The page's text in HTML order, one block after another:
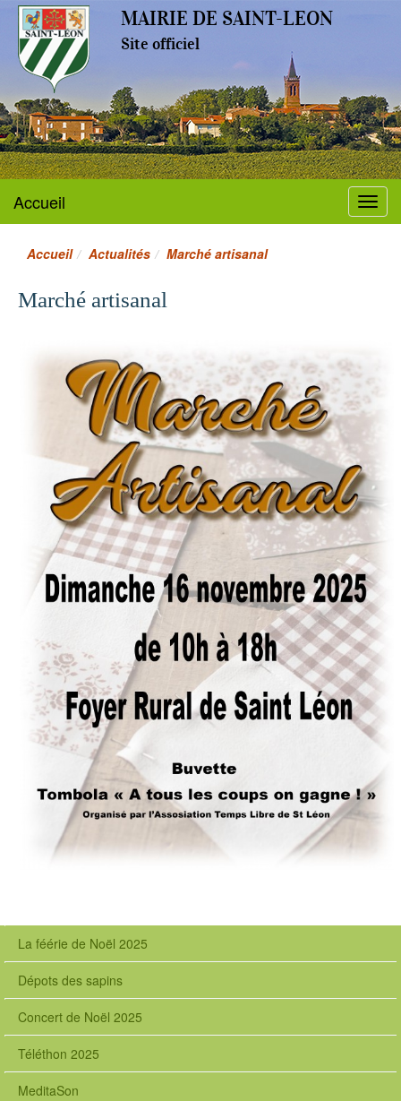
MAIRIE DE SAINT-LEON
Site officiel
Menu
Accueil
Accueil Actualités Marché artisanal
Marché artisanal
La féérie de Noël 2025
Dépots des sapins
Concert de Noël 2025
Téléthon 2025
MeditaSon